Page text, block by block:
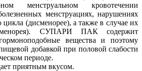
менструальном кровотечении
менструациях, нарушениях
цикла (дисменорее), а также в случае их
СУПАРИ ПАК содержит
вещества и поэтому
добавкой при половой слабости
периоде.
приятным вкусом.